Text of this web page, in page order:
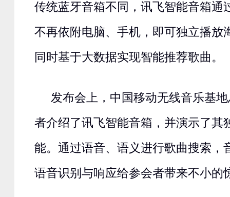
传统蓝牙音箱不同，讯飞智能音箱通
不再依附电脑、手机，即可独立播放
同时基于大数据实现智能推荐歌曲。
发布会上，中国移动无线音乐基
者介绍了讯飞智能音箱，并演示了其
能。通过语音、语义进行歌曲搜索，
语音识别与响应给参会者带来不小的